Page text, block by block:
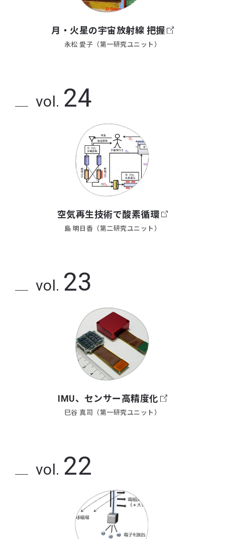
月・火星の宇宙放射線 把握
永松 愛子（第一研究ユニット）
空気再生技術で酸素循環
vol. 24
島 明日香（第二研究ユニット）
IMU、センサー高精度化
vol. 23
巳谷 真司（第一研究ユニット）
vol. 22